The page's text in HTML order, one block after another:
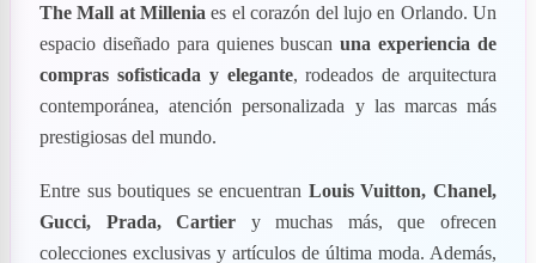
The Mall at Millenia es el corazón del lujo en Orlando. Un
espacio diseñado para quienes buscanuna experiencia de
compras sofisticada y elegante, rodeados de arquitectura
contemporánea, atención personalizada y las marcas más
prestigiosas del mundo.
Entre sus boutiques se encuentran Louis Vuitton, Chanel,
Gucci, Prada, Cartier y muchas más, que ofrecen
colecciones exclusivas y artículos de última moda. Además,